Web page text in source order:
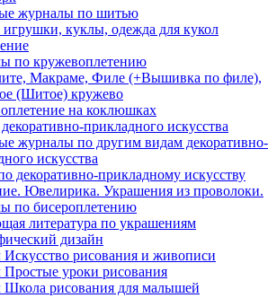
журналы по шитью
куклы, одежда для кукол
по кружевоплетению
Макраме, Филе (+Вышивка по филе),
(Шитое) кружево
на коклюшках
прикладного искусства
журналы по другим видам декоративно-
искусства
декоративно-прикладному искусству
Ювелирика. Украшения из проволоки.
по бисероплетению
литература по украшениям
дизайн
рисования и живописи
уроки рисования
рисования для малышей